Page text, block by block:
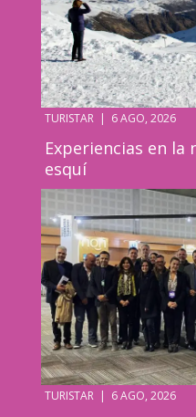
TURISTAR | 6 AGO, 2026
Experiencias en la
esquí
TURISTAR | 6 AGO, 2026